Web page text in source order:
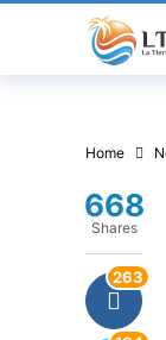
Home
668
Shares
263